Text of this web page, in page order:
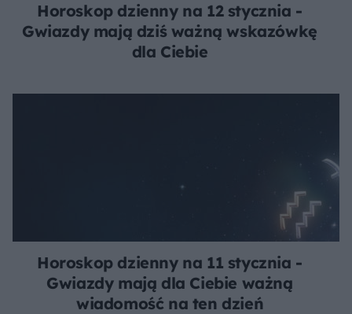
Horoskop dzienny na 12 stycznia -
Gwiazdy mają dziś ważną wskazówkę
dla Ciebie
Horoskop dzienny na 11 stycznia -
Gwiazdy mają dla Ciebie ważną
wiadomość na ten dzień